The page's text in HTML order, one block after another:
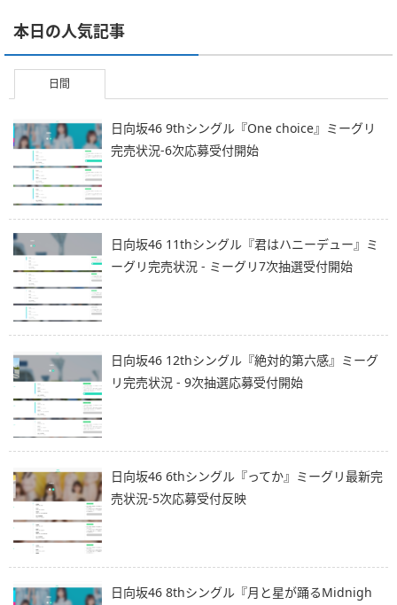
本日の人気記事
日間
日向坂46 9thシングル『One choice』ミーグリ
完売状況-6次応募受付開始
日向坂46 11thシングル『君はハニーデュー』ミ
ーグリ完売状況 - ミーグリ7次抽選受付開始
日向坂46 12thシングル『絶対的第六感』ミーグ
リ完売状況 - 9次抽選応募受付開始
日向坂46 6thシングル『ってか』ミーグリ最新完
売状況-5次応募受付反映
日向坂46 8thシングル『月と星が踊るMidnigh